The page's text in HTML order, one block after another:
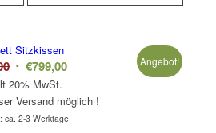
Sitzkissen
Ursprünglicher
Preis
war:
€849,00
€799,00Aktueller
ist:
€799,00.
20% MwSt.
Versand möglich !
ca. 2-3 Werktage
Angebot!